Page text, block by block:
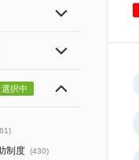
選択中
)
制度 (430)